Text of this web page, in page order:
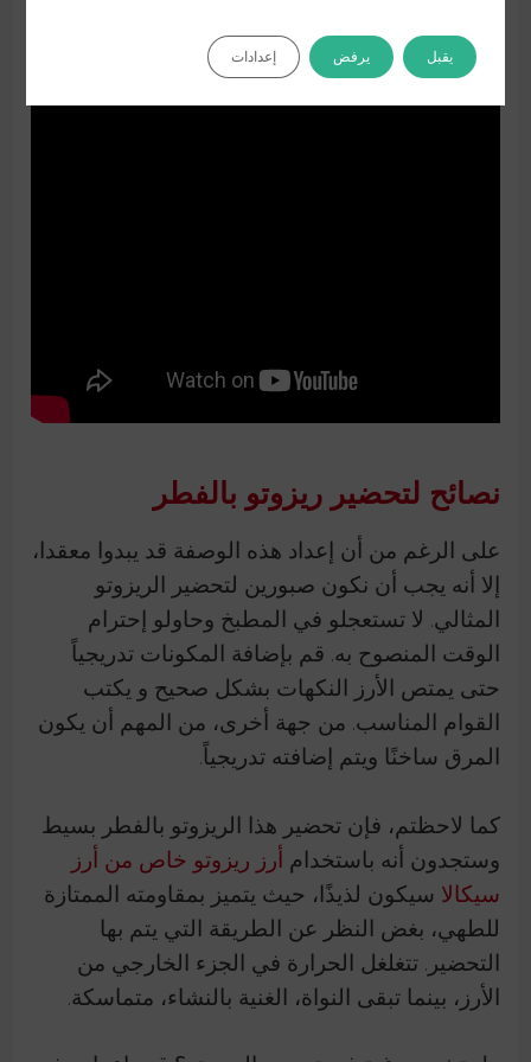
نصائح لتحضير ريزوتو بالفطر
على الرغم من أن إعداد هذه الوصفة قد يبدوا معقدا،
إلا أنه يجب أن نكون صبورين لتحضير الريزوتو
المثالي. لا تستعجلو في المطبخ وحاولو إحترام
الوقت المنصوح به. قم بإضافة المكونات تدريجياً
حتى يمتص الأرز النكهات بشكل صحيح و يكتب
القوام المناسب. من جهة أخرى، من المهم أن يكون
المرق ساخنًا ويتم إضافته تدريجياً.
كما لاحظتم، فإن تحضير هذا الريزوتو بالفطر بسيط
وستجدون أنه باستخدام أرز ريزوتو خاص من أرز
سيكالا سيكون لذيذًا، حيث يتميز بمقاومته الممتازة
للطهي، بغض النظر عن الطريقة التي يتم بها
التحضير. تتغلغل الحرارة في الجزء الخارجي من
الأرز، بينما تبقى النواة، الغنية بالنشاء، متماسكة.
يقبل يرفض إعدادات